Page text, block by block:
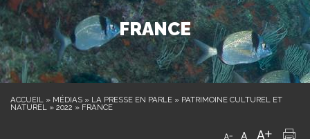
FRANCE
ACCUEIL » MÉDIAS » LA PRESSE EN PARLE » PATRIMOINE CULTUREL ET
NATUREL » 2022 » FRANCE